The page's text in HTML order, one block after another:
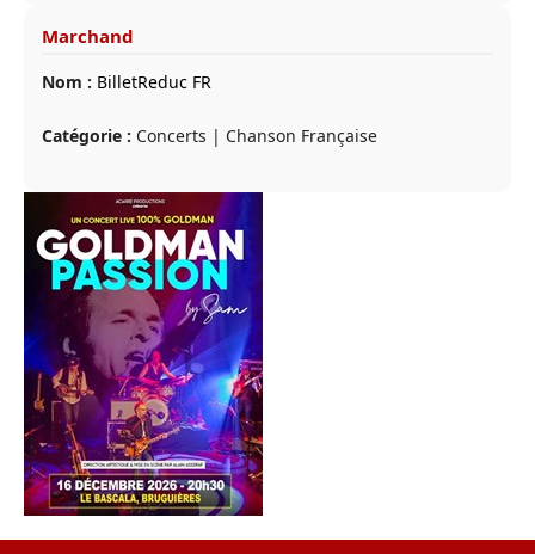
Marchand
Nom : BilletReduc FR
Catégorie : Concerts | Chanson Française